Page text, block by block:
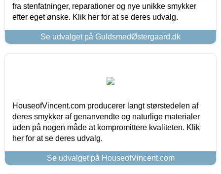
fra stenfatninger, reparationer og nye unikke smykker
efter eget ønske. Klik her for at se deres udvalg.
Se udvalget på GuldsmedØstergaard.dk
HouseofVincent.com producerer langt størstedelen af
deres smykker af genanvendte og naturlige materialer
uden på nogen måde at kompromittere kvaliteten. Klik
her for at se deres udvalg.
Se udvalget på HouseofVincent.com